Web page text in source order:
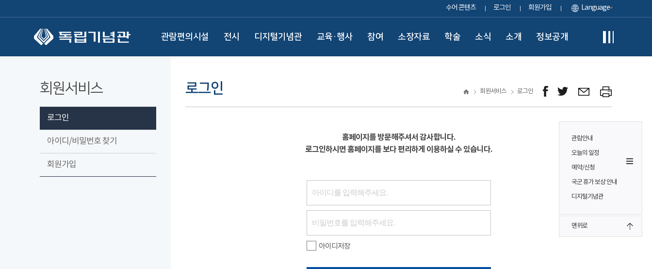
수어 콘텐츠 로그인 회원가입 Language
관람편의시설 전시 디지털기념관 교육·행사 참여 소장자료 학술 소식 소개 정보공개
관람안내
오늘의 일정
예약/신청
국군 휴가 보상 안내
디지털기념관
맨위로
회원서비스
로그인
아이디/비밀번호 찾기
회원가입
로그인 회원서비스 로그인
홈페이지를 방문해주셔서 감사합니다.
로그인하시면 홈페이지를 보다 편리하게 이용하실 수 있습니다.
아이디저장